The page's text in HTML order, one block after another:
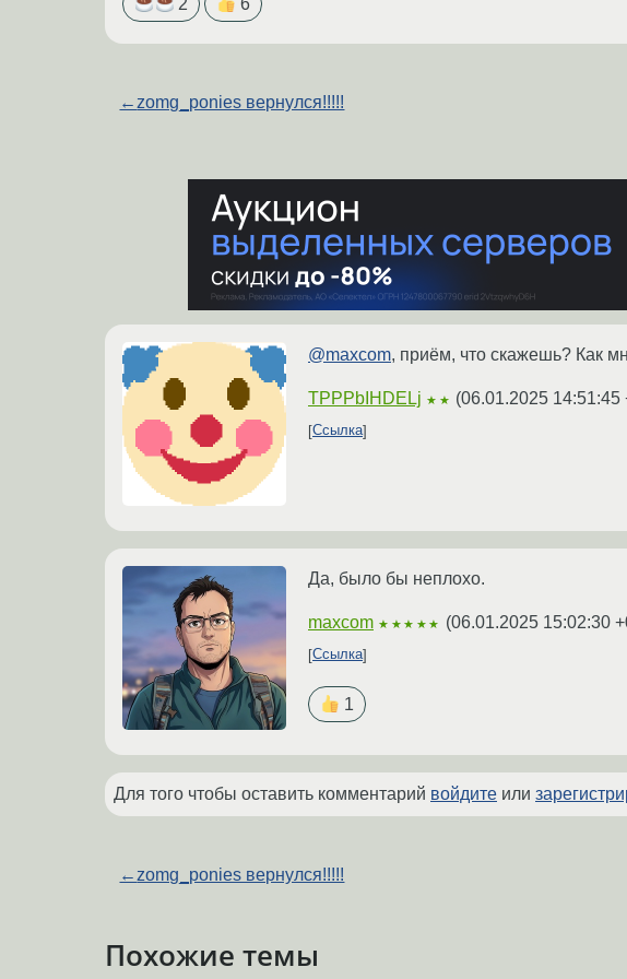
2 6
← zomg_ponies вернулся!!!!!
@maxcom, приём, что скажешь? Как
TPPPbIHDELj ★★ (06.01.2025 14:51:45
Ссылка
Да, было бы неплохо.
maxcom ★★★★★ (06.01.2025 15:02:30
Ссылка
1
Для того чтобы оставить комментарий войдите или
← zomg_ponies вернулся!!!!!
Похожие темы